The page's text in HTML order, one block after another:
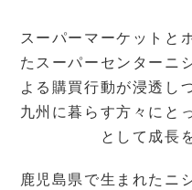
スーパーマーケットと
たスーパーセンターニ
よる購買行動が浸透し
九州に暮らす方々にと
として成長
鹿児島県で生まれたニ